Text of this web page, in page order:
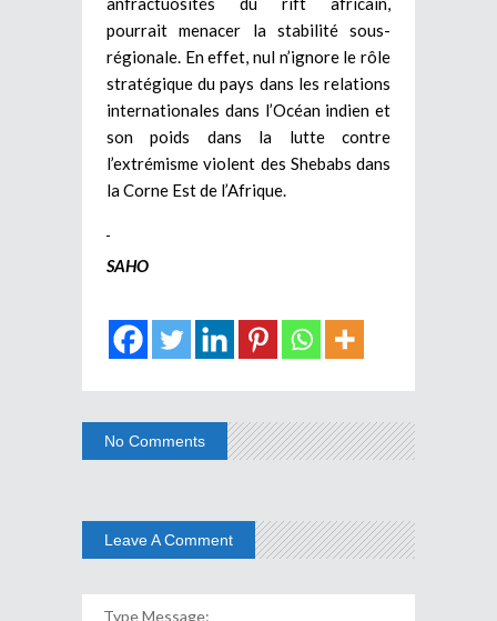
pourrait menacer la stabilité sous-
régionale. En effet, nul n’ignore le rôle
stratégique du pays dans les relations
internationales dans l’Océan indien et
son poids dans la lutte contre
l’extrémisme violent des Shebabs dans
la Corne Est de l’Afrique.
SAHO
No Comments
Leave A Comment